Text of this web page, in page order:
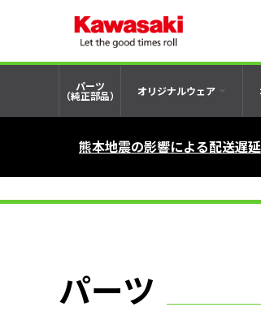
パーツ
（純正部品） オリジナルウェア
熊本地震の影響による配送遅
パーツ